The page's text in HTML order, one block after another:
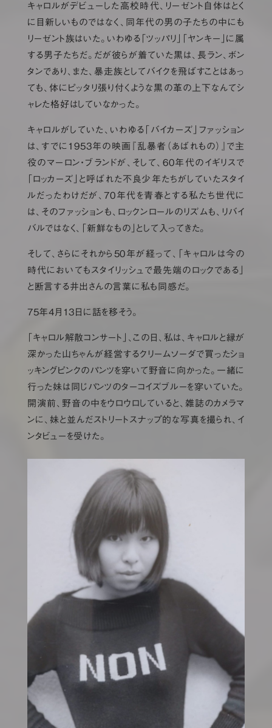
キャロルがデビューした高校時代、リーゼント自体はとく
に目新しいものではなく、同年代の男の子たちの中にも
リーゼント族はいた。いわゆる「ツッパリ」「ヤンキー」に属
する男子たちだ。だが彼らが着ていた黒は、長ラン、ボン
タンであり、また、暴走族としてバイクを飛ばすことはあっ
ても、体にピッタリ張り付くような黒の革の上下なんてシ
ャレた格好はしていなかった。
キャロルがしていた、いわゆる「バイカーズ」ファッション
は、すでに1953年の映画『乱暴者（あばれもの）』で主
役のマーロン・ブランドが、そして、60年代のイギリスで
「ロッカーズ」と呼ばれた不良少年たちがしていたスタイ
ルだったわけだが、70年代を青春とする私たち世代に
は、そのファッションも、ロックンロールのリズムも、リバイ
バルではなく、「新鮮なもの」として入ってきた。
そして、さらにそれから50年が経って、「キャロルは今の
時代においてもスタイリッシュで最先端のロックである」
と断言する井出さんの言葉に私も同感だ。
75年4月13日に話を移そう。
「キャロル解散コンサート」、この日、私は、キャロルと縁が
深かった山ちゃんが経営するクリームソーダで買ったショ
ッキングピンクのパンツを穿いて野音に向かった。一緒に
行った妹は同じパンツのターコイズブルーを穿いていた。
開演前、野音の中をウロウロしていると、雑誌のカメラマ
ンに、妹と並んだストリートスナップ的な写真を撮られ、イ
ンタビューを受けた。